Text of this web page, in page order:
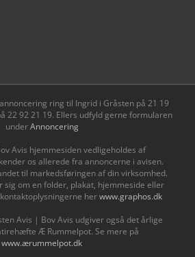
ring til Ingrid i Gråsten på 21 19
22 92 21 19‬. Ellers udfyld gerne formularen
underAnnoncering
Avis hjemmesiden vedligeholdes af
os allerede fra annoncerne i avisen.
til markedsføringen af din virksomhed.
sig om en folder, plakat, hjemmeside eller
herwww.graphos.dk
Avis | Bov Avis udgiver også det årlige
Æ Rummelpot. Se mere på
www.ærummelpot.dk